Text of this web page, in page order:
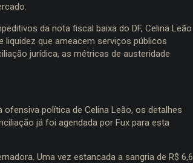
da nota fiscal baixa do DF, Celina Leão
que ameacem serviços públicos
jurídica, as métricas de austeridade
política de Celina Leão, os detalhes
já foi agendada por Fux para esta
Uma vez estancada a sangria de R$ 6,6